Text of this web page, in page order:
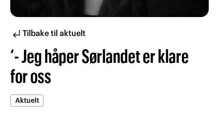
subdirectory_arrow_leftTilbake til aktuelt
‘- Jeg håper Sørlandet er klare
for oss
Aktuelt